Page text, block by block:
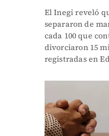
El Inegi reveló
separaron de
cada 100 que
divorciaron 15
registradas en